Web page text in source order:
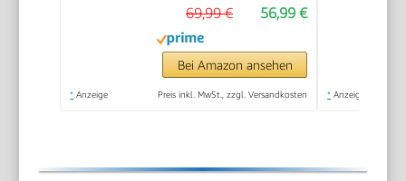
56,99 €
69,99 €
Bei Amazon ansehen
* Anzeige Preis inkl. MwSt., zzgl. Versandkosten * Anzeige